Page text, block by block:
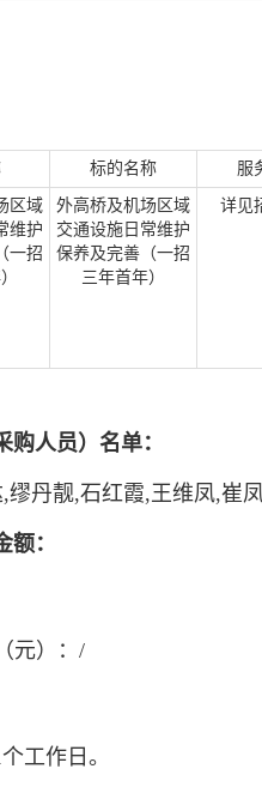
标的名称 服
区域
维护
一招
外高桥及机场区域
交通设施日常维护
保养及完善（一招
三年首年）
详见
人员）名单：
缪丹靓,石红霞,王维凤,崔
：
元）： /
工作日。